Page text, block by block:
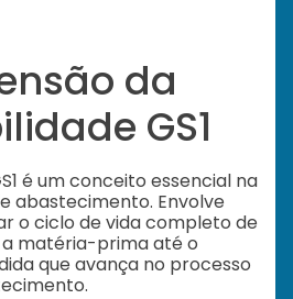
da
GS1
é um conceito essencial na
abastecimento. Envolve
o ciclo de vida completo de
matéria-prima até o
que avança no processo